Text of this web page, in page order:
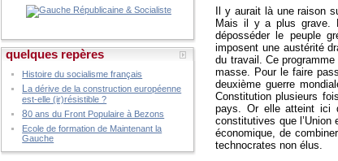
quelques repères
Histoire du socialisme français
La dérive de la construction européenne
est-elle (ir)résistible ?
80 ans du Front Populaire à Bezons
Ecole de formation de Maintenant la
Gauche
Il y aurait là une raison
Mais il y a plus grave.
déposséder le peuple
imposent une austérité
du travail. Ce
masse. Pour le faire
deuxième guerre
Constitution plusieurs
pays. Or elle atteint ici
constitutives que l’Union
économique, de
technocrates non élus.